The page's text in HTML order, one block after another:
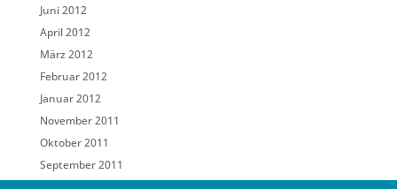
Juni 2012
April 2012
März 2012
Februar 2012
Januar 2012
November 2011
Oktober 2011
September 2011